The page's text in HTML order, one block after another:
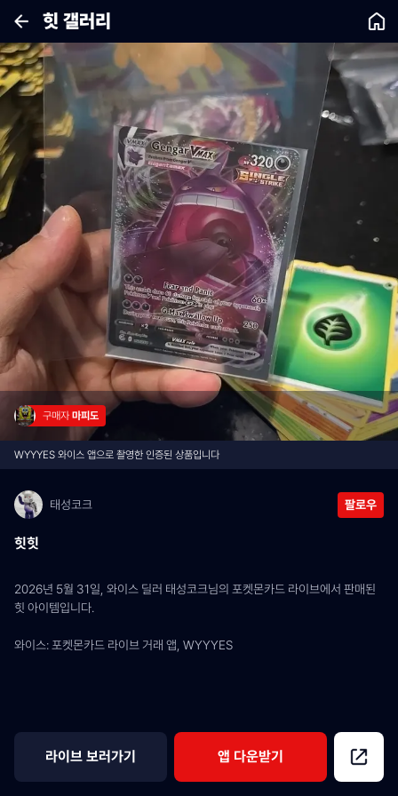
힛 갤러리
구매자 마피도
WYYYES 와이스 앱으로 촬영한 인증된 상품입니다
태성코크 팔로우
힛힛
2026년 5월 31일, 와이스 딜러 태성코크님의 포켓몬카드 라이브에서 판매된
힛 아이템입니다.
와이스: 포켓몬카드 라이브 거래 앱, WYYYES
라이브 보러가기 앱 다운받기